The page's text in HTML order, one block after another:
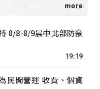
8/8-8/9晨中北部防豪
19:19
民間營運 收費、個資